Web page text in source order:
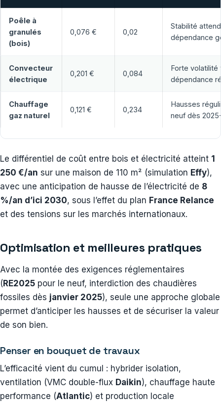
Poêle à
granulés
(bois)
0,076 € 0,02
Stabilité
dépendance
Convecteur
électrique
0,201 € 0,084
Forte volatilité
dépendance
Chauffage
gaz naturel
0,121 € 0,234
Hausses
neuf dès
Le différentiel de coût entre bois et électricité atteint 1
250 €/an sur une maison de 110 m² (simulation Effy),
avec une anticipation de hausse de l’électricité de 8
%/an d’ici 2030, sous l’effet du plan France Relance
et des tensions sur les marchés internationaux.
Optimisation et meilleures pratiques
Avec la montée des exigences réglementaires
(RE2025 pour le neuf, interdiction des chaudières
fossiles dès janvier 2025), seule une approche globale
permet d’anticiper les hausses et de sécuriser la valeur
de son bien.
Penser en bouquet de travaux
L’efficacité vient du cumul : hybrider isolation,
ventilation (VMC double-flux Daikin), chauffage haute
performance (Atlantic) et production locale